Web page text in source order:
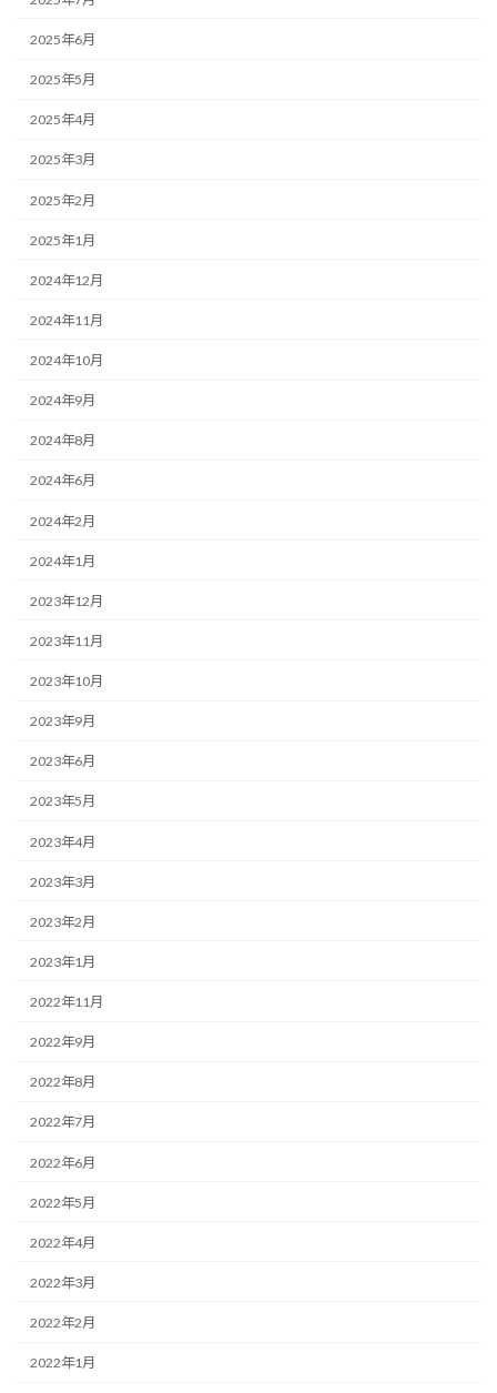
2025年6月
2025年5月
2025年4月
2025年3月
2025年2月
2025年1月
2024年12月
2024年11月
2024年10月
2024年9月
2024年8月
2024年6月
2024年2月
2024年1月
2023年12月
2023年11月
2023年10月
2023年9月
2023年6月
2023年5月
2023年4月
2023年3月
2023年2月
2023年1月
2022年11月
2022年9月
2022年8月
2022年7月
2022年6月
2022年5月
2022年4月
2022年3月
2022年2月
2022年1月